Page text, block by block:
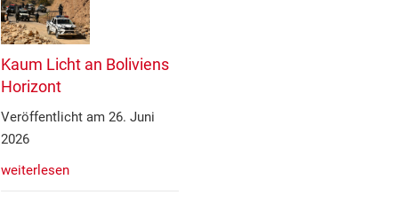
Kaum Licht an Boliviens
Horizont
Veröffentlicht am 26. Juni
2026
weiterlesen